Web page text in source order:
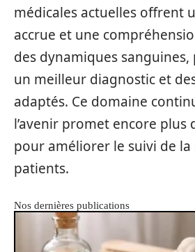
médicales actuelles offrent
accrue et une
des dynamiques
un meilleur diagnostic et
adaptés. Ce domaine
l’avenir promet encore plus
pour améliorer le suivi de la
patients.
Nos dernières publications